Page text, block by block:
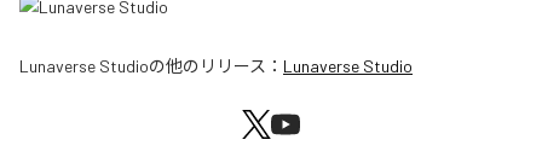
Lunaverse Studioの他のリリース： Lunaverse Studio